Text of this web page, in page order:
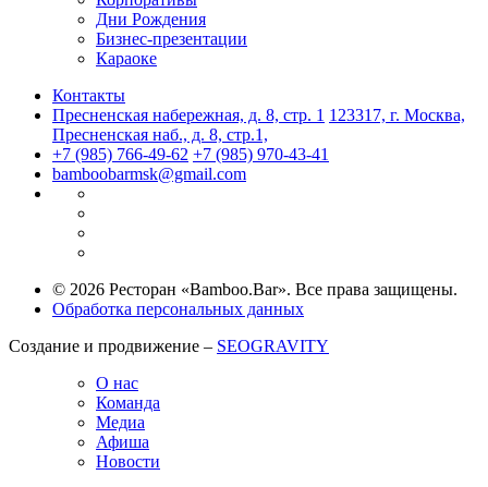
Дни Рождения
Бизнес-презентации
Караоке
Контакты
Пресненская набережная, д. 8, стр. 1 123317, г. Москва,
Пресненская наб., д. 8, стр.1,
+7 (985) 766-49-62 +7 (985) 970-43-41
bamboobarmsk@gmail.com
© 2026 Ресторан «Bamboo.Bar». Все права защищены.
Обработка персональных данных
Создание и продвижение – SEOGRAVITY
О нас
Команда
Медиа
Афиша
Новости